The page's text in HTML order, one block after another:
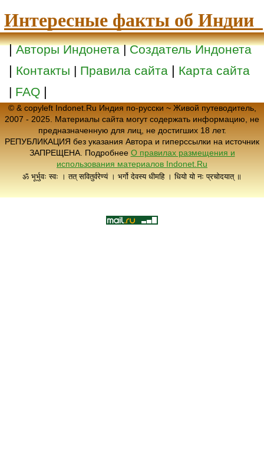
Интересные факты об Индии
|Авторы Индонета|Создатель Индонета
| Контакты | Правила сайта | Карта сайта
| FAQ |
© & copyleft Indonet.Ru Индия по-русски ~ Живой путеводитель,
2007 - 2025. Материалы сайта могут содержать информацию, не
предназначенную для лиц, не достигших 18 лет.
РЕПУБЛИКАЦИЯ без указания Автора и гиперссылки на источник
ЗАПРЕЩЕНА. Подробнее О правилах размещения и
использования материалов Indonet.Ru
ॐ भूर्भुवः स्वः । तत् सवितुर्वरेण्यं । भर्गो देवस्य धीमहि । धियो यो नः प्रचोदयात् ॥